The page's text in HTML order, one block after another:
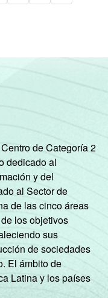
de Categoría 2
dedicado al
y del
al Sector de
de las cinco áreas
los objetivos
sus
de sociedades
El ámbito de
Latina y los países